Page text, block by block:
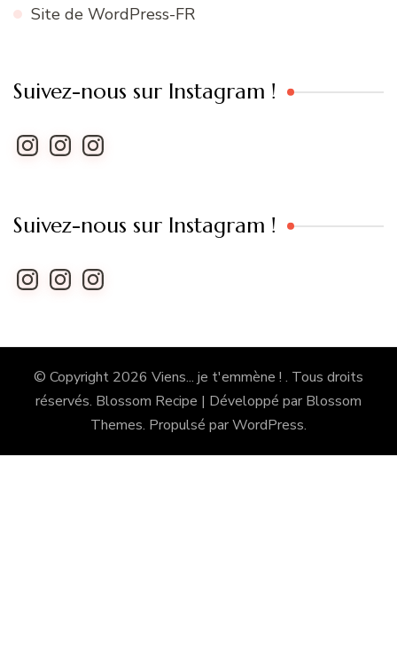
Site de WordPress-FR
Suivez-nous sur Instagram !
Instagram
InstagramInstagram
Suivez-nous sur Instagram !
Instagram
InstagramInstagram
© Copyright 2026 Viens... je t'emmène ! . Tous droits
réservés. Blossom Recipe | Développé par Blossom
Themes. Propulsé parWordPress.